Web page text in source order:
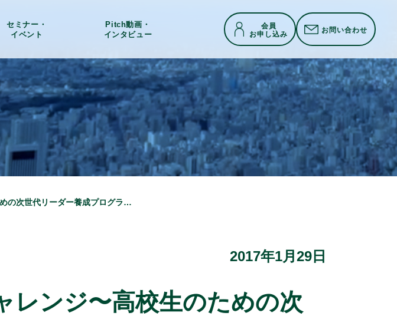
セミナー・
イベント
Pitch動画・
インタビュー
会員
お申し込み お問い合わせ
「GTE2017イノベーションチャレンジ〜高校生のための次世代リーダー養成プログラム〜」のご案内
2017年1月29日
レンジ〜高校生のための次